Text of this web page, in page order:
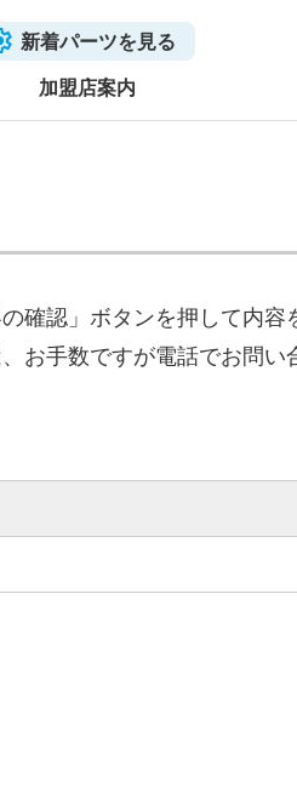
新着パーツを見る
加盟店案内
確認」ボタンを押して内
お手数ですが電話でお問い